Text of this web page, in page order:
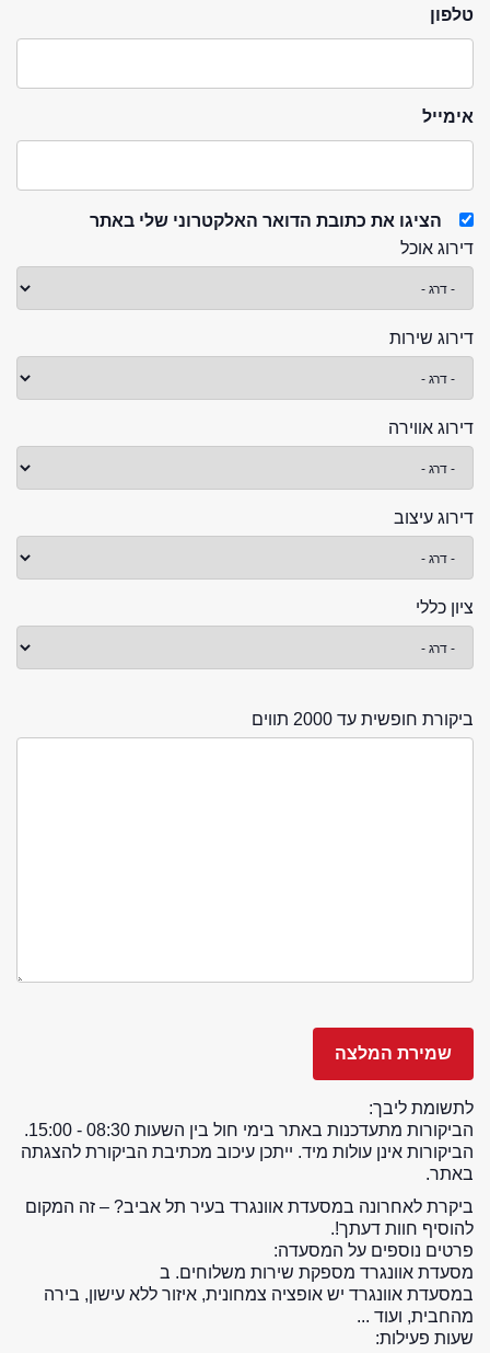
טלפון
אימייל
הציגו את כתובת הדואר האלקטרוני שלי באתר
דירוג אוכל
דירוג שירות
דירוג אווירה
דירוג עיצוב
ציון כללי
ביקורת חופשית עד 2000 תווים
לתשומת ליבך:
הביקורות מתעדכנות באתר בימי חול בין השעות 08:30 - 15:00.
הביקורות אינן עולות מיד. ייתכן עיכוב מכתיבת הביקורת להצגתה
באתר.
ביקרת לאחרונה במסעדת אוונגרד בעיר תל אביב? – זה המקום
להוסיף חוות דעתך!.
פרטים נוספים על המסעדה:
מסעדת אוונגרד מספקת שירות משלוחים. ב
במסעדת אוונגרד יש אופציה צמחונית, איזור ללא עישון, בירה
מהחבית, ועוד ...
שעות פעילות: